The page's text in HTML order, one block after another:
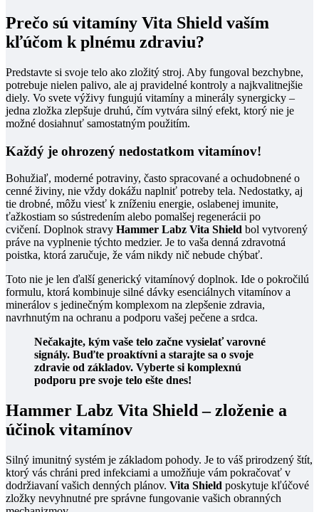
Prečo sú vitamíny Vita Shield vaším
kľúčom k plnému zdraviu?
Predstavte si svoje telo ako zložitý stroj. Aby fungoval bezchybne,
potrebuje nielen palivo, ale aj pravidelné kontroly a najkvalitnejšie
diely. Vo svete výživy fungujú vitamíny a minerály synergicky –
jedna zložka zlepšuje druhú, čím vytvára silný efekt, ktorý nie je
možné dosiahnuť samostatným použitím.
Každý je ohrozený nedostatkom vitamínov!
Bohužiaľ, moderné potraviny, často spracované a ochudobnené o
cenné živiny, nie vždy dokážu naplniť potreby tela. Nedostatky, aj
tie drobné, môžu viesť k zníženiu energie, oslabenej imunite,
ťažkostiam so sústredením alebo pomalšej regenerácii po
cvičení. Doplnok stravy Hammer Labz Vita Shield bol vytvorený
práve na vyplnenie týchto medzier. Je to vaša denná zdravotná
poistka, ktorá zaručuje, že vám nikdy nič nebude chýbať.
Toto nie je len ďalší generický vitamínový doplnok. Ide o pokročilú
formulu, ktorá kombinuje silné dávky esenciálnych vitamínov a
minerálov s jedinečným komplexom na zlepšenie zdravia,
navrhnutým na ochranu a podporu vašej pečene a srdca.
Nečakajte, kým vaše telo začne vysielať varovné
signály. Buďte proaktívni a starajte sa o svoje
zdravie od základov. Vyberte si komplexnú
podporu pre svoje telo ešte dnes!
Hammer Labz Vita Shield – zloženie a
účinok vitamínov
Silný imunitný systém je základom pohody. Je to váš prirodzený štít,
ktorý vás chráni pred infekciami a umožňuje vám pokračovať v
dodržiavaní vašich denných plánov. Vita Shield poskytuje kľúčové
zložky nevyhnutné pre správne fungovanie vašich obranných